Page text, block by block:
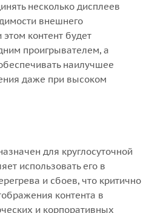
несколько дисплеев
внешнего
контент будет
проигрывателем, а
наилучшее
даже при высоком
для круглосуточной
использовать его в
и сбоев, что критично
контента в
и корпоративных